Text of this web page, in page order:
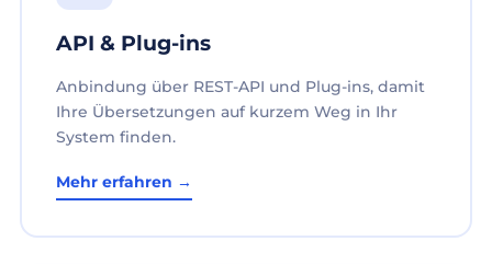
API & Plug-ins
Anbindung über REST-API und Plug-ins, damit
Ihre Übersetzungen auf kurzem Weg in Ihr
System finden.
Mehr erfahren →